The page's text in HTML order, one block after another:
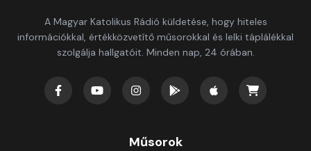
A Magyar Katolikus Rádió küldetése, hogy hiteles
információkkal, értékközvetítő műsorokkal és lelki táplálékkal
szolgálja hallgatóit. Minden nap, 24 órában.
Műsorok